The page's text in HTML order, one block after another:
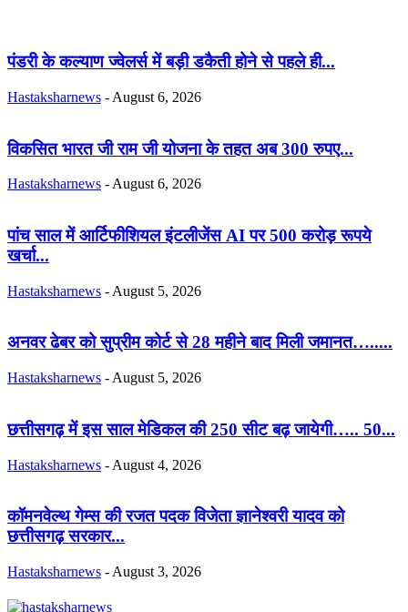
पंडरी के कल्याण ज्वेलर्स में बड़ी डकैती होने से पहले ही...
Hastaksharnews - August 6, 2026
विकसित भारत जी राम जी योजना के तहत अब 300 रुपए...
Hastaksharnews - August 6, 2026
पांच साल में आर्टिफीशियल इंटलीजेंस AI पर 500 करोड़ रूपये
खर्चा...
Hastaksharnews - August 5, 2026
अनवर ढेबर को सुप्रीम कोर्ट से 28 महीने बाद मिली जमानत….....
Hastaksharnews - August 5, 2026
छत्तीसगढ़ में इस साल मेडिकल की 250 सीट बढ़ जायेगी….. 50...
Hastaksharnews - August 4, 2026
कॉमनवेल्थ गेम्स की रजत पदक विजेता ज्ञानेश्वरी यादव को
छत्तीसगढ़ सरकार...
Hastaksharnews - August 3, 2026